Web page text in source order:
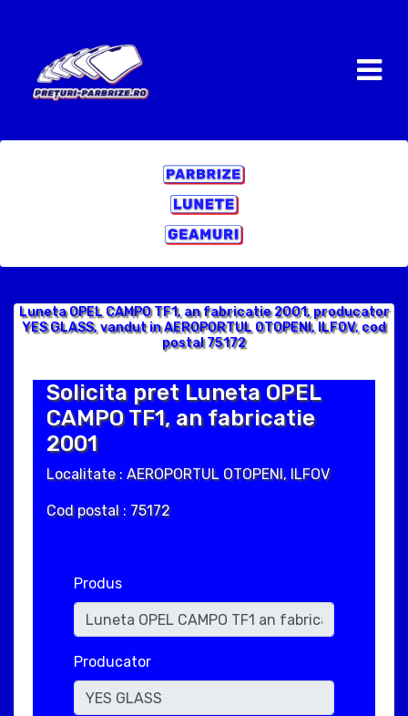
Luneta OPEL CAMPO TF1, an fabricatie 2001, producator
YES GLASS, vandut in AEROPORTUL OTOPENI, ILFOV, cod
postal 75172
Solicita pret Luneta OPEL
CAMPO TF1, an fabricatie
2001
Localitate : AEROPORTUL OTOPENI, ILFOV
Cod postal : 75172
Produs
Producator